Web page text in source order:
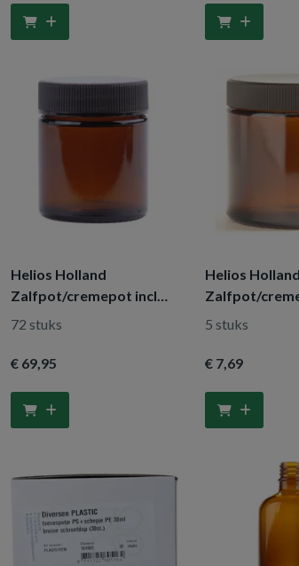
Helios Holland
Zalfpot/cremepot incl
deksel amber bruin glas
72 stuks
€ 69,95
Helios Holland
Zalfpot/
deksel amb
5 stuks
€ 7 ,69